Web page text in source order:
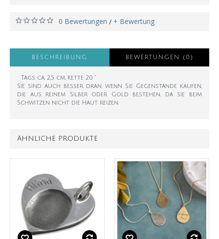
0 Bewertungen / + Bewertung
BESCHREIBUNG BEWERTUNGEN (0)
Tags ca. 2,5 cm, Kette 20 "
Sie sind auch besser dran, wenn Sie Gegenstände kaufen,
die aus reinem Silber oder Gold bestehen, da sie beim
Schwitzen nicht die Haut reizen.
ÄHNLICHE PRODUKTE